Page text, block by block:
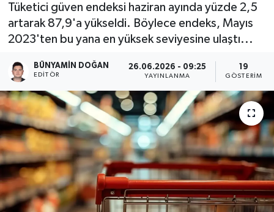
Tüketici güven endeksi haziran ayında yüzde 2,5
artarak 87,9'a yükseldi. Böylece endeks, Mayıs
2023'ten bu yana en yüksek seviyesine ulaştı...
BÜNYAMIN DOĞAN
EDITÖR
26.06.2026 - 09:25
YAYINLANMA
19
GÖSTERIM
Domaniç
Eğitim
Ekonomi
Emet
Foto Galeri